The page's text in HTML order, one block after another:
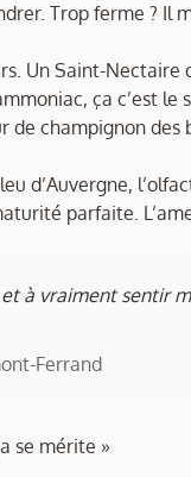
Trop ferme ? Il
Un Saint-
ça c’est
champignon
d’Auvergne,
parfaite.
et à vraiment sentir
Ferrand
se mérite »